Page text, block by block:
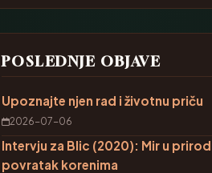
POSLEDNJE OBJAVE
Upoznajte njen rad i životnu priču
2026-07-06
Intervju za Blic (2020): Mir u
povratak korenima